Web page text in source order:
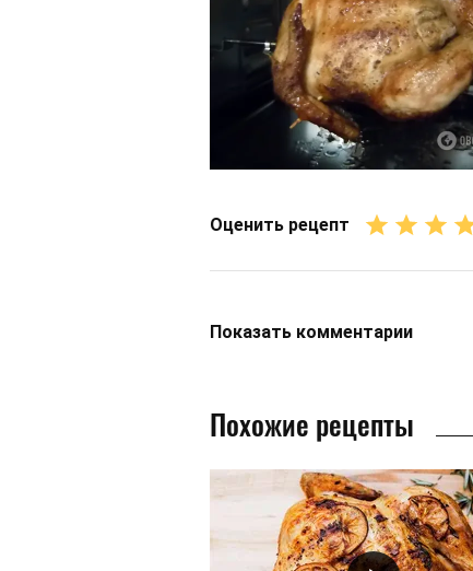
Оценить рецепт
Показать комментарии
Похожие рецепты